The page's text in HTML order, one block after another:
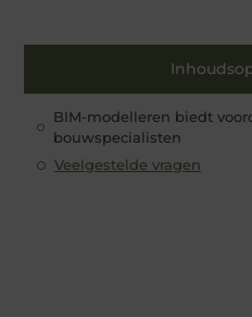
BIM-modelleren biedt
bouwspecialisten
Veelgestelde vragen